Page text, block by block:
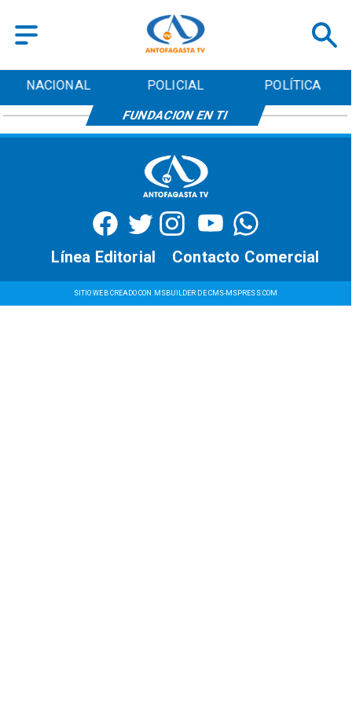
NACIONAL POLICIAL POLÍTICA
FUNDACION EN TI
SITIO WEB CREADO CON MSBUILDER DE CMS-MSPRESS.COM
Contacto Comercial
Línea Editorial